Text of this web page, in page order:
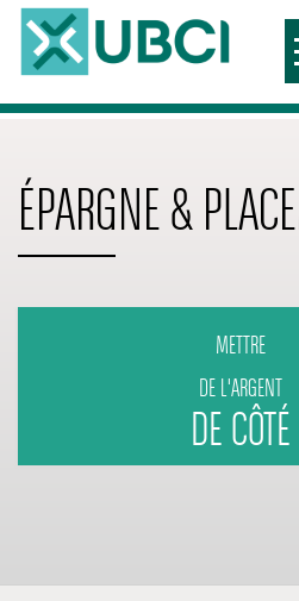
ÉPARGNE &
METTRE
DE L'ARGENT
DE CÔTÉ